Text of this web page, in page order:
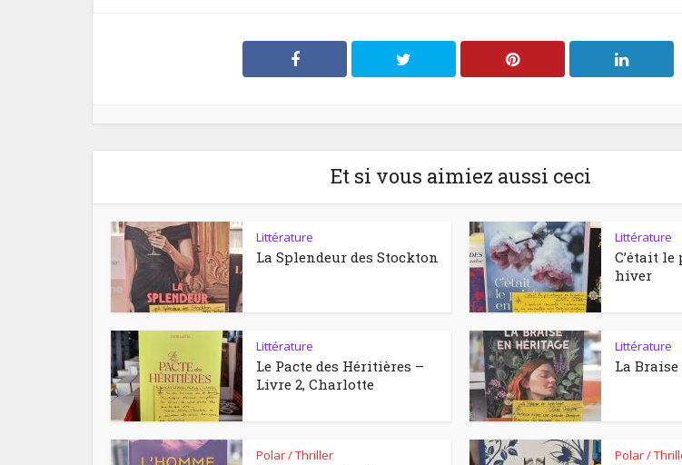
Et si vous aimiez aussi ceci
Littérature
La Splendeur des Stockton
Littérature
C’était
hiver
Littérature
Le Pacte des Héritières –
Livre 2, Charlotte
Littérature
La
Polar / Thriller Polar /